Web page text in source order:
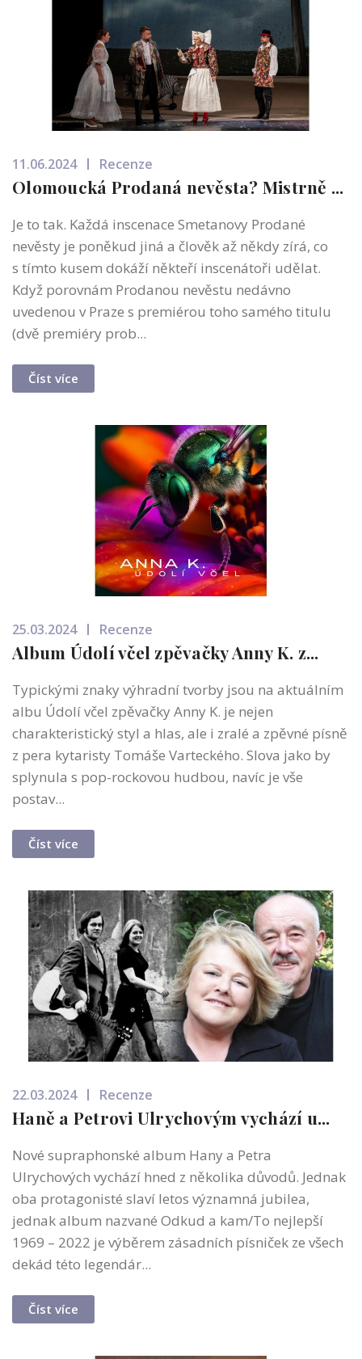
11.06.2024 Recenze
Olomoucká Prodaná nevěsta? Mistrně ...
Je to tak. Každá inscenace Smetanovy Prodané
nevěsty je poněkud jiná a člověk až někdy zírá, co
s tímto kusem dokáží někteří inscenátoři udělat.
Když porovnám Prodanou nevěstu nedávno
uvedenou v Praze s premiérou toho samého titulu
(dvě premiéry prob...
Číst více
25.03.2024 Recenze
Album Údolí včel zpěvačky Anny K. z...
Typickými znaky výhradní tvorby jsou na aktuálním
albu Údolí včel zpěvačky Anny K. je nejen
charakteristický styl a hlas, ale i zralé a zpěvné písně
z pera kytaristy Tomáše Varteckého. Slova jako by
splynula s pop-rockovou hudbou, navíc je vše
postav...
Číst více
22.03.2024 Recenze
Haně a Petrovi Ulrychovým vychází u...
Nové supraphonské album Hany a Petra
Ulrychových vychází hned z několika důvodů. Jednak
oba protagonisté slaví letos významná jubilea,
jednak album nazvané Odkud a kam/To nejlepší
1969 – 2022 je výběrem zásadních písniček ze všech
dekád této legendár...
Číst více